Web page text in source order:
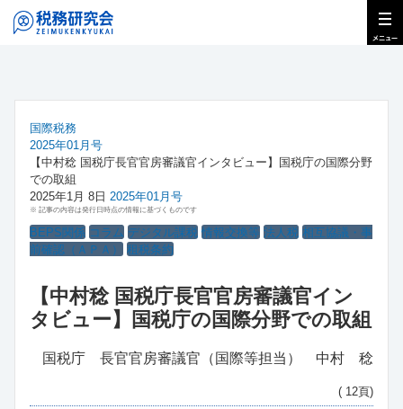
国際税務
2025年01月号
【中村稔 国税庁長官官房審議官インタビュー】国税庁の国際分野
での取組
2025年1月 8日 2025年01月号
※ 記事の内容は発行日時点の情報に基づくものです
BEPS関係 コラム デジタル課税 情報交換等 法人税 相互協議・事
前確認（ＡＰＡ）
租税条約
【中村稔 国税庁長官官房審議官イン
タビュー】国税庁の国際分野での取組
国税庁 長官官房審議官（国際等担当） 中村 稔
( 12頁)